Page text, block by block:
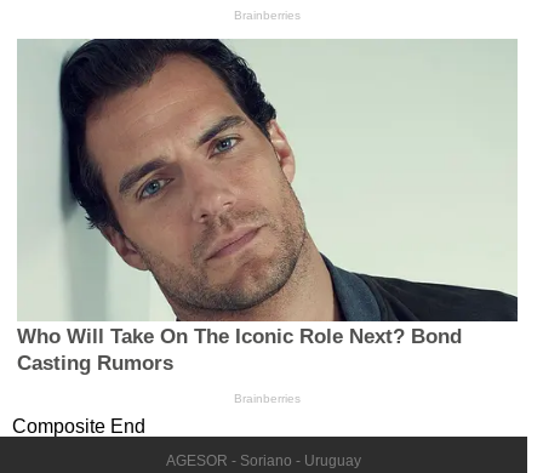
Composite End
AGESOR - Soriano - Uruguay